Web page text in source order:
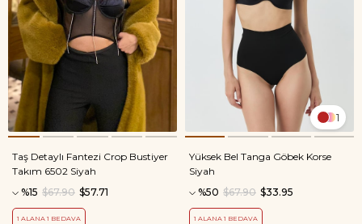
Taş Detaylı Fantezi Crop Bustiyer
Takım 6502 Siyah
%15
$57.71
$67.90
1 ALANA 1 BEDAVA
1
Yüksek Bel Tanga Göbek Korse
Siyah
%50
$33.95
$67.90
1 ALANA 1 BEDAVA